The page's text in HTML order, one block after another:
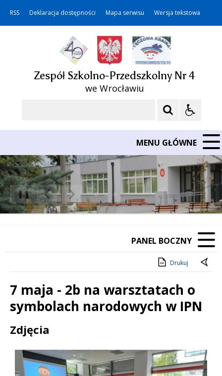
RSS Deklaracja dostępności Mapa serwisu Wersja tekstowa
Zespół Szkolno-Przedszkolny Nr 4
we Wrocławiu
MENU GŁÓWNE
Poprzedni Element
Następny Element
❚❚
PANEL BOCZNY
Drukuj
7 maja - 2b na warsztatach o
symbolach narodowych w IPN
Treść
Zdjęcia